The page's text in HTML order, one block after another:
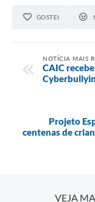
GOSTEI
NOTÍCIA MAIS
CAIC
Projeto
centenas de
VEJA